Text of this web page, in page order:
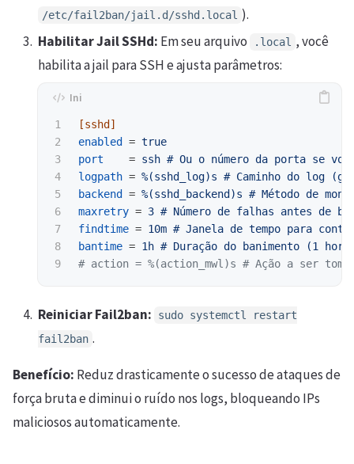
/etc/fail2ban/jail.d/sshd.local ).
Habilitar Jail SSHd: Em seu arquivo .local , você
habilita a jail para SSH e ajusta parâmetros:
1
2
3
4
5
6
7
8
[sshd]
enabled
= true
port
= ssh # Ou o número da porta se
logpath = %(sshd_log)s # Caminho do log
backend
= %(sshd_backend)s # Método de
maxretry = 3 # Número de falhas antes de
findtime = 10m # Janela de tempo para
bantime = 1h # Duração do banimento (1
Reiniciar Fail2ban:
sudo systemctl restart
fail2ban .
Benefício: Reduz drasticamente o sucesso de ataques de
força bruta e diminui o ruído nos logs, bloqueando IPs
maliciosos automaticamente.